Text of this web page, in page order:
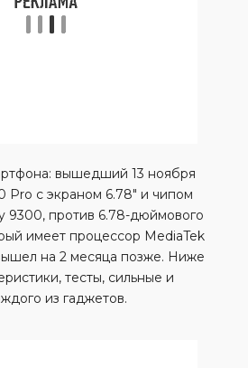
вышедший 13 ноября
Pro с экраном 6.78″ и чипом
9300, против 6.78-дюймового
имеет процессор MediaTek
на 2 месяца позже. Ниже
тесты, сильные и
из гаджетов.